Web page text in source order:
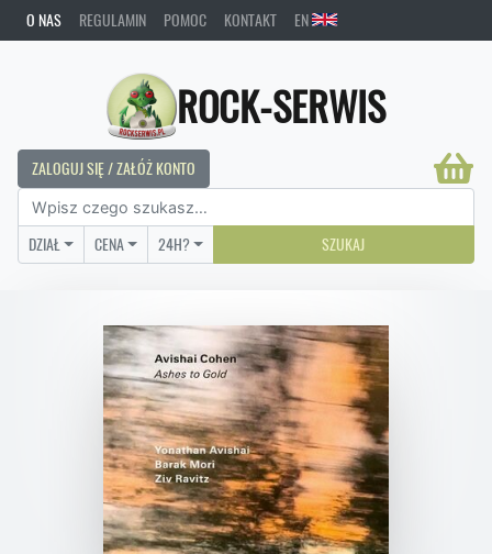
O NAS REGULAMIN POMOC KONTAKT EN
ROCK-SERWIS
ZALOGUJ SIĘ / ZAŁÓŻ KONTO
DZIAŁ CENA 24H? SZUKAJ